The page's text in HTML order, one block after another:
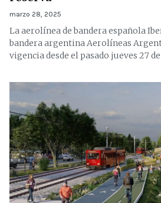
marzo 28, 2025
La aerolínea de bandera española
bandera argentina Aerolíneas
vigencia desde el pasado jueves 27